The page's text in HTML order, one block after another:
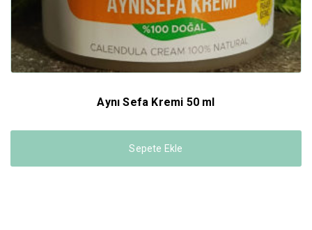
Aynı Sefa Kremi 50 ml
Sepete Ekle